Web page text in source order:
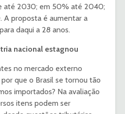
até 2030; em 50% até 2040;
proposta é aumentar a
daqui a 28 anos.
nacional estagnou
no mercado externo
por que o Brasil se tornou tão
importados? Na avaliação
itens podem ser